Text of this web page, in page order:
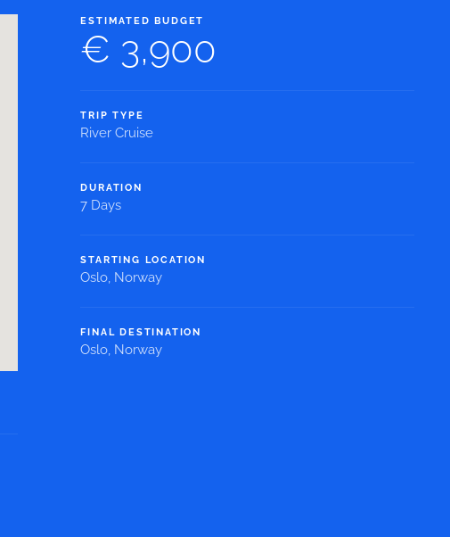
ESTIMATED BUDGET
€ 3,900
TRIP TYPE
River Cruise
DURATION
7 Days
STARTING LOCATION
Oslo, Norway
FINAL DESTINATION
Oslo, Norway